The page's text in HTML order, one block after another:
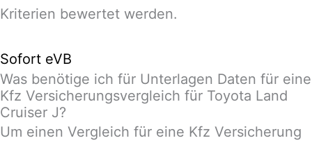
Kriterien bewertet werden.
Sofort eVB
Was benötige ich für Unterlagen Daten für eine
Kfz Versicherungsvergleich für Toyota Land
Cruiser J?
Um einen Vergleich für eine Kfz Versicherung